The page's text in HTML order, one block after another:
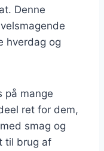
Denne
hverdag og
på mange
ret for dem,
smag og
til brug af